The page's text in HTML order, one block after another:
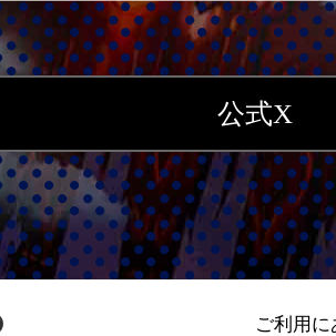
公式X
ご利用